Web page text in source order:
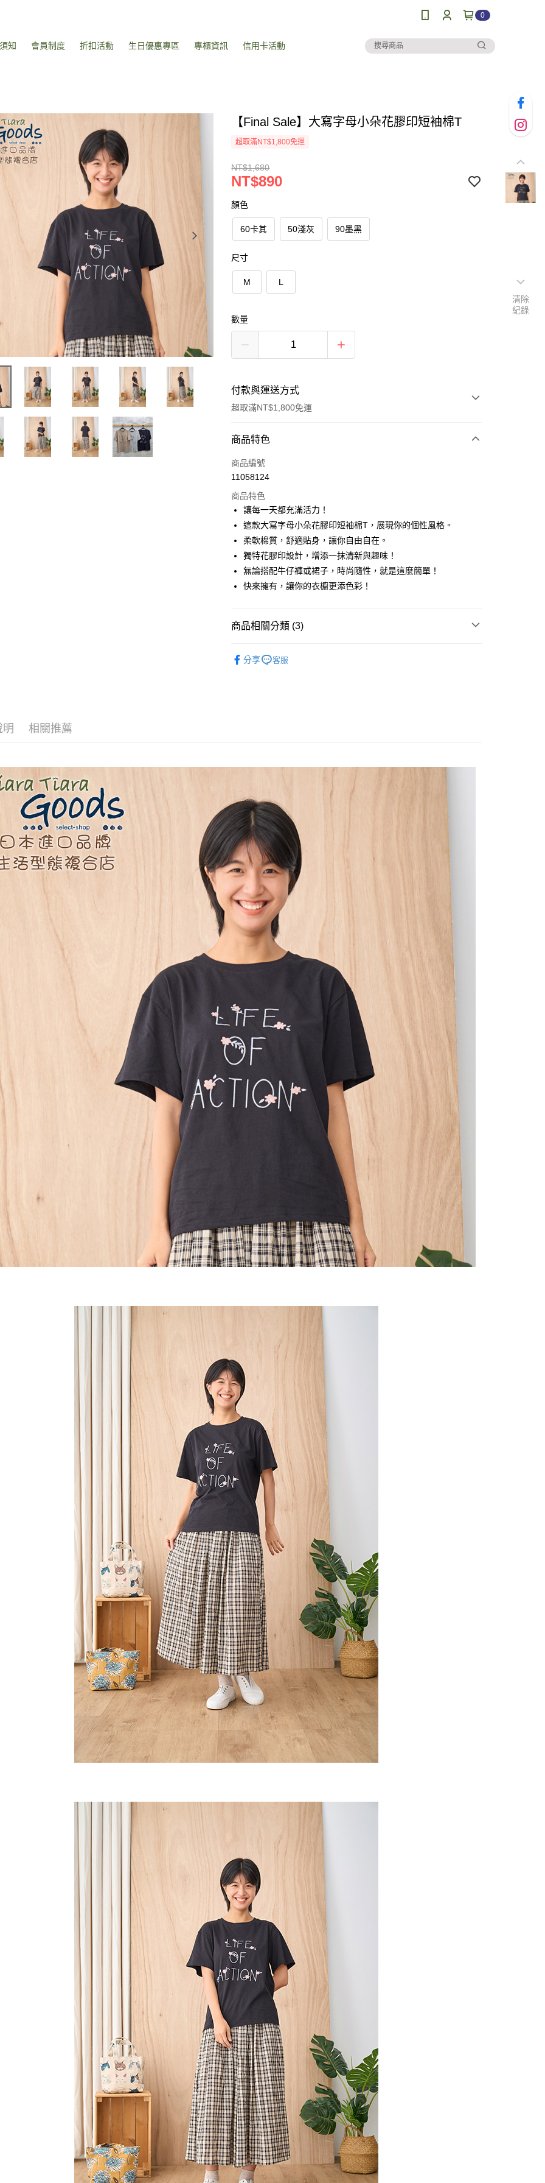
0
知 會員制度 折扣活動 生日優惠專區 專櫃資訊 信用卡活動
【Final Sale】大寫字母小朵花膠印短袖棉T
超取滿NT$1,800免運
NT$1,680
NT$890
顏色
60卡其 50淺灰 90墨黑
尺寸
M L
數量
付款與運送方式
超取滿NT$1,800免運
付款方式
信用卡一次付款
LINE Pay
Apple Pay
悠遊付
Google Pay
AFTEE先享後付
相關說明
AFTEE先享後付是「在收到商品之後才付款」的支付方式。 讓您購物簡單
便利好安心！
３．收到繳費通知簡訊後14天內，點擊此簡訊中的連結，可透過四大超商
※ 請注意：結帳手續完成當下不需立刻繳費，但若您需要取消訂單，請聯
絡購買商品的店家。未經商家同意取消之訂單仍視為有效，需透過AFTEE
先享後付繳納相關費用。
※ 交易是否成功請以「AFTEE先享後付 」之結帳頁面顯示為準，若有關於
是否繳費成功／繳費後需取消欲退款等相關疑問，請聯繫「AFTEE先享後
付客戶支援中心」https://netprotections.freshdesk.com/support/home
【注意事項】
１．透過由恩沛科技股份有限公司提供之「AFTEE先享後付」服務完成之
交易，需依本服務之必要範圍內提供個人資料，並將交易相關給付款項請
求債權轉讓予恩沛科技股份有限公司。
２．關於個人資料處理事宜，請瀏覽以下網址：
https://aftee.tw/terms/#terms3
３．未成年的使用者請事先徵得法定代理人或監護人之同意方可使用
「AFTEE先享後付」，若未經同意申辦者引起之損失，本公司不負相關責
４．使用「AFTEE先享後付」時，將依據個別帳號之用戶狀況，依本公司
即時審查核予不同之上限額度；若仍有額度不足之情形，本公司將視審查
５．嚴禁一人註冊多個帳號或使用他人資訊註冊。若發現惡意使用之情
形，恩沛科技股份有限公司將有權停止該用戶之使用額度並採取法律行
動。
ATM付款
每筆NT$60，滿NT$1,800(含以上)免運費
7-11取貨付款
每筆NT$60，滿NT$2,000(含以上)免運費
付款後7-11取貨
每筆NT$60，滿NT$2,000(含以上)免運費
黑貓宅急便(包裹尺寸60cm以下)
每筆NT$100，滿NT$2,000(含以上)免運費
黑貓宅急便(包裹尺寸90cm以下)
每筆NT$140，滿NT$2,000(含以上)免運費
商品特色
商品編號
11058124
商品特色
讓每一天都充滿活力！
這款大寫字母小朵花膠印短袖棉T，展現你的個性風格。
柔軟棉質，舒適貼身，讓你自由自在。
獨特花膠印設計，增添一抹清新與趣味！
無論搭配牛仔褲或裙子，時尚隨性，就是這麼簡單！
快來擁有，讓你的衣櫥更添色彩！
商品相關分類 (3)
分享 客服
明 相關推薦
清除
紀錄